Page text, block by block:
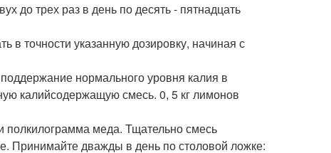
до трех раз в день по десять - пятнадцать
в точности указанную дозировку, начиная с
нормального уровня калия в
калийсодержащую смесь. 0, 5 кг лимонов
полкилограмма меда. Тщательно смесь
Принимайте дважды в день по столовой ложке: